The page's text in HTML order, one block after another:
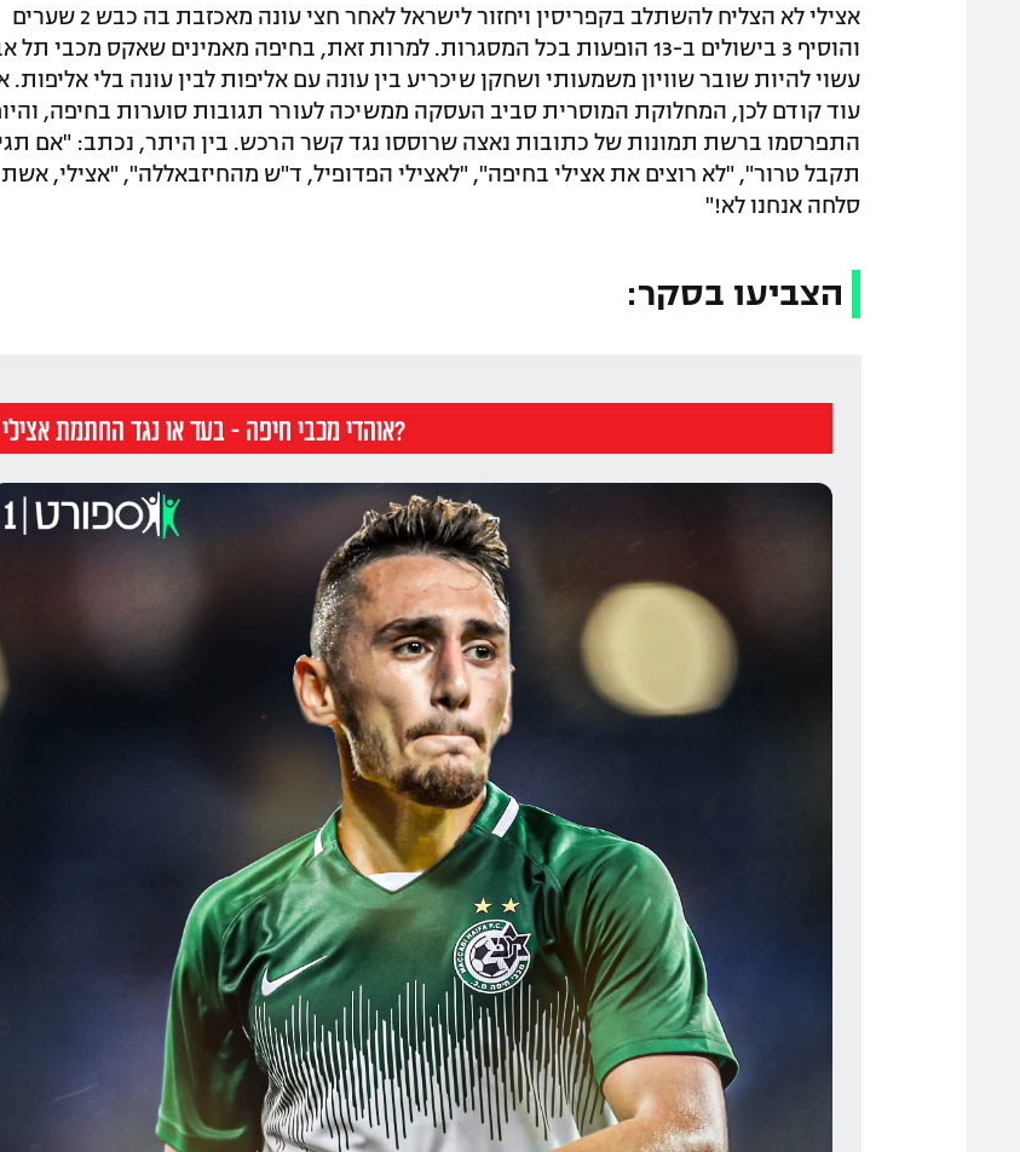
אצילי לא הצליח להשתלב בקפריסין ויחזור לישראל לאחר חצי עונה מאכזבת בה כבש 2 שערים
והוסיף 3 בישולים ב-13 הופעות בכל המסגרות. למרות זאת, בחיפה מאמינים שאקס מכבי תל
עשוי להיות שובר שוויון משמעותי ושחקן שיכריע בין עונה עם אליפות לבין עונה בלי אליפות.
עוד קודם לכן, המחלוקת המוסרית סביב העסקה ממשיכה לעורר תגובות סוערות בחיפה,
התפרסמו ברשת תמונות של כתובות נאצה שרוססו נגד קשר הרכש. בין היתר, נכתב: "אם
תקבל טרור", "לא רוצים את אצילי בחיפה", "לאצילי הפדופיל, ד"ש מהחיזבאללה", "אצילי,
סלחה אנחנו לא!"
הצביעו בסקר: